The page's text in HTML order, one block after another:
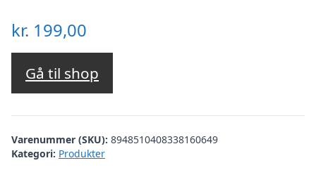
kr. 199,00
Gå til shop
Varenummer (SKU): 8948510408338160649
Kategori: Produkter